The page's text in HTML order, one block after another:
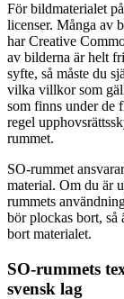
För bildmaterialet
licenser. Många av
har Creative
av bilderna är helt
syfte, så måste du
vilka villkor som
som finns under de
regel
rummet.
SO-rummet
material. Om du är
rummets
bör plockas bort, så
bort materialet.
SO-rummets
svensk lag